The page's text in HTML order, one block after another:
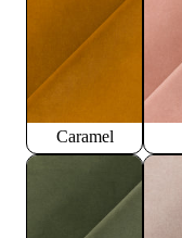
Caramel